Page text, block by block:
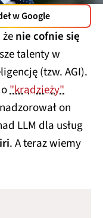
w Google
nie cofnie się
talenty w
(tzw. AGI).
"kradzieży"
on
LLM dla usług
. A teraz wiemy